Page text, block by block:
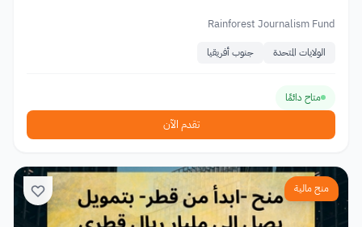
Rainforest Journalism Fund
الولايات المتحدة جنوب أفريقيا
متاح دائمًا
تقدم الآن
منح مالية